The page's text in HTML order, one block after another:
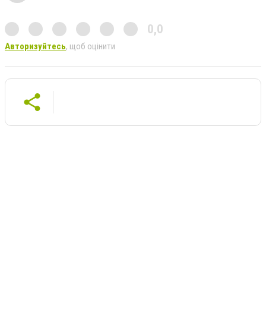
0,0
Авторизуйтесь, щоб оцінити